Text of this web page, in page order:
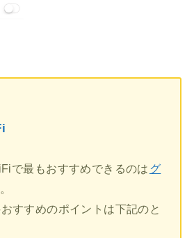
で最もおすすめできるのは グ
すすめのポイントは下記のと